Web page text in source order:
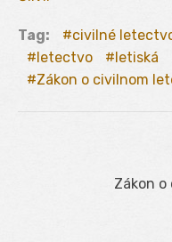
Tag: civilné
letectvo
letiská
Zákon o civilnom
NavigáciaPrevious
Zákon